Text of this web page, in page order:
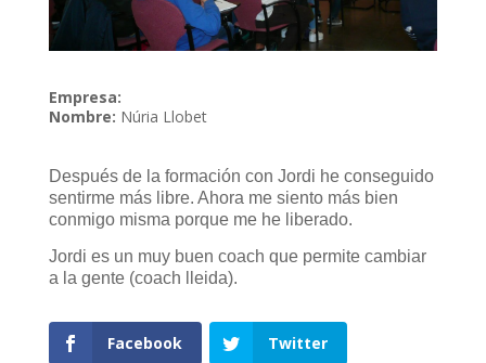
Empresa:
Nombre: Núria Llobet
Después de la formación con Jordi he conseguido
sentirme más libre. Ahora me siento más bien
conmigo misma porque me he liberado.
Jordi es un muy buen coach que permite cambiar
a la gente (coach lleida).
Facebook Twitter